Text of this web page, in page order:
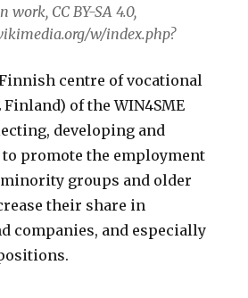
CC BY-SA 4.0,
w/index.php?
centre of vocational
Finland) of the WIN4SME
developing and
promote the employment
groups and older
their share in
companies, and especially